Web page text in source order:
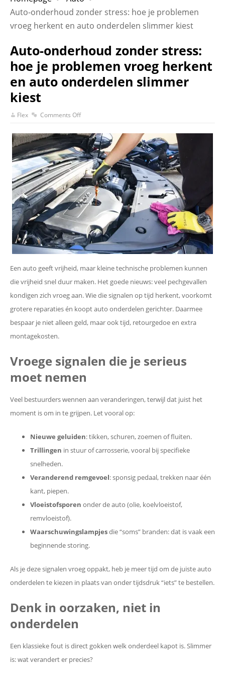
Auto-onderhoud zonder stress: hoe je problemen
vroeg herkent en auto onderdelen slimmer kiest
Auto-onderhoud zonder stress:
hoe je problemen vroeg herkent
en auto onderdelen slimmer
kiest
Flex Comments Off
Een auto geeft vrijheid, maar kleine technische problemen kunnen
die vrijheid snel duur maken. Het goede nieuws: veel pechgevallen
kondigen zich vroeg aan. Wie die signalen op tijd herkent, voorkomt
grotere reparaties én koopt auto onderdelen gerichter. Daarmee
bespaar je niet alleen geld, maar ook tijd, retourgedoe en extra
montagekosten.
Vroege signalen die je serieus
moet nemen
Veel bestuurders wennen aan veranderingen, terwijl dat juist het
moment is om in te grijpen. Let vooral op:
Nieuwe geluiden: tikken, schuren, zoemen of fluiten.
Trillingen in stuur of carrosserie, vooral bij specifieke
snelheden.
Veranderend remgevoel: sponsig pedaal, trekken naar één
kant, piepen.
Vloeistofsporen onder de auto (olie, koelvloeistof,
remvloeistof).
Waarschuwingslampjesdie “soms” branden: dat is vaak een
beginnende storing.
Als je deze signalen vroeg oppakt, heb je meer tijd om de juiste auto
onderdelen te kiezen in plaats van onder tijdsdruk “iets” te bestellen.
Denk in oorzaken, niet in
onderdelen
Een klassieke fout is direct gokken welk onderdeel kapot is. Slimmer
is: wat verandert er precies?